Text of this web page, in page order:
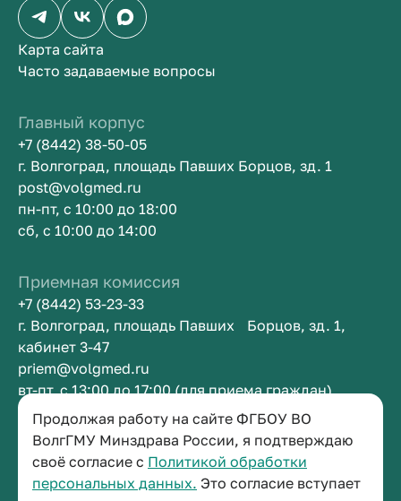
Продолжая работу на сайте ФГБОУ ВО
ВолгГМУ Минздрава России, я подтверждаю
своё согласие с Политикой обработки
персональных данных. Это согласие вступает
Карта сайта
Часто задаваемые вопросы
Главный корпус
+7 (8442) 38-50-05
г. Волгоград, площадь Павших Борцов, зд. 1
post@volgmed.ru
пн-пт, с 10:00 до 18:00
сб, с 10:00 до 14:00
Приемная комиссия
+7 (8442) 53-23-33
г. Волгоград, площадь Павших Борцов, зд. 1,
кабинет 3-47
priem@volgmed.ru
вт-пт, с 13:00 до 17:00 (для приема граждан)
Приемная ректора
+7 (8442) 38-50-05
г. Волгоград, площадь Павших Борцов, зд. 1,